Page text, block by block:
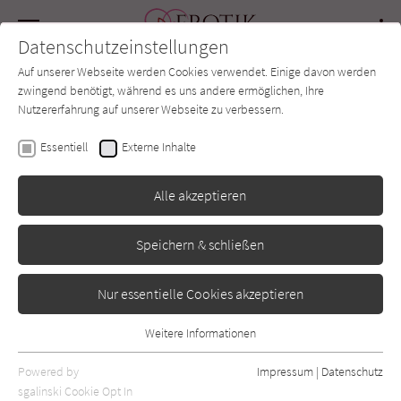
SUCHE Forum Charts Newsletter
Anne Carson
Rot: Zwei Romane in
Versen
Erschienen: Juni 2019 0
Datenschutzeinstellungen
Auf unserer Webseite werden Cookies verwendet. Einige davon werden
zwingend benötigt, während es uns andere ermöglichen, Ihre
Nutzererfahrung auf unserer Webseite zu verbessern.
Essentiell Externe Inhalte
Alle akzeptieren
Speichern & schließen
Nur essentielle Cookies akzeptieren
Essentielle Cookies werden für grundlegende Funktionen der
Webseite benötigt. Dadurch ist gewährleistet, dass die Webseite
Weitere Informationen
Powered by
sgalinski Cookie Opt In
Impressum | Datenschutz